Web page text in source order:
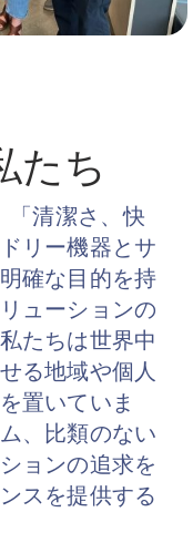
たち
「清潔さ、快
リー機器とサ
確な目的を持
ューションの
たちは世界中
る地域や個人
置いていま
、比類のない
ョンの追求を
スを提供する